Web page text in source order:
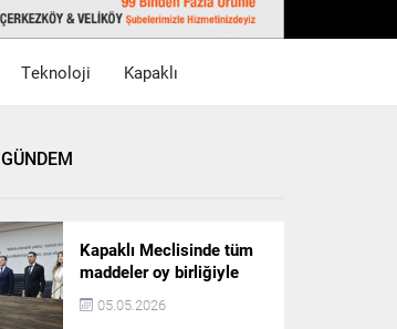
Teknoloji Kapaklı
GÜNDEM
Kapaklı Meclisinde tüm
maddeler oy birliğiyle
karara bağlandı
05.05.2026